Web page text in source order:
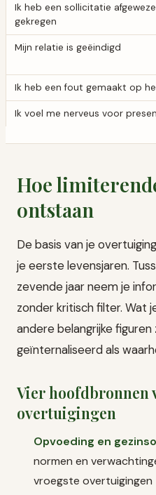
Ik heb een sollicitatie
gekregen
Mijn relatie is geëindigd
Ik heb een fout gemaakt op
Ik voel me nerveus voor
Hoe
ontstaan
De basis van je
je eerste levensjaren.
zevende jaar neem je
zonder kritisch filter. Wat
andere belangrijke
geïnternaliseerd als
Vier hoofdbronnen
overtuigingen
Opvoeding en
normen en
vroegste overtuigingen